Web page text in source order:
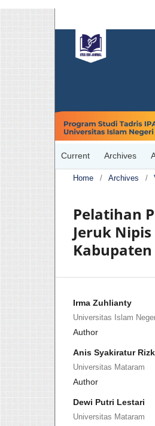
Current Archives
Home / Archives /
Pelatihan
Jeruk
Irma Zuhlianty
Universitas Islam
Author
Anis Syakiratur
Universitas Mataram
Author
Dewi Putri Lestari
Universitas Mataram